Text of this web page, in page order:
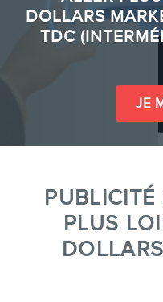
À
DOLLARS
TDC
JE
PLUS